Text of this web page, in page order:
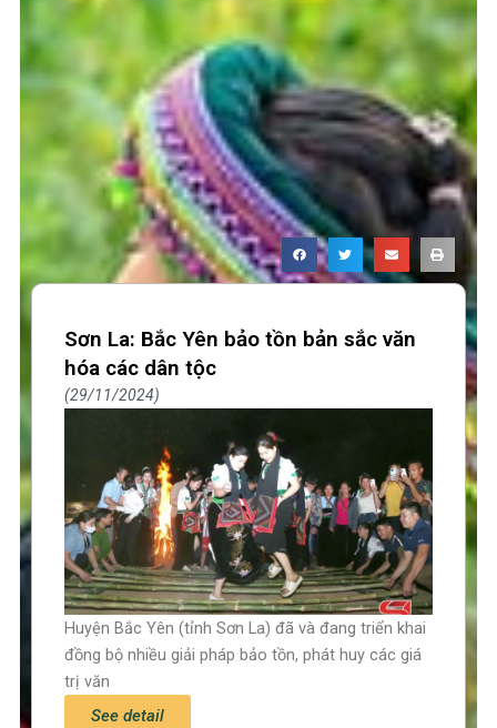
Sơn La: Bắc Yên bảo tồn bản sắc văn
hóa các dân tộc
29/11/2024
Huyện Bắc Yên (tỉnh Sơn La) đã và đang triển khai
đồng bộ nhiều giải pháp bảo tồn, phát huy các giá
trị văn
See detail